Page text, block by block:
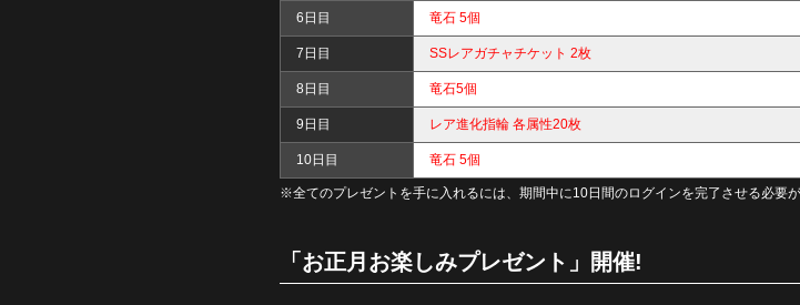
6日目 竜石 5個
7日目 SSレアガチャチケット 2枚
8日目 竜石5個
9日目 レア進化指輪 各属性20枚
10日目 竜石 5個
※全てのプレゼントを手に入れるには、期間中に10日間のログインを完了させる必要
「お正月お楽しみプレゼント」開催!